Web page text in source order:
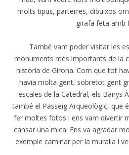
molts tipus, parterres, dibuixos
girafa feta amb
També vam poder visitar les
monuments més importants de la
història de Girona. Com que tot
havia molta gent, sobretot gent
escales de la Catedral, els Banys
també el Passeig Arqueològic, que
fer moltes fotos i ens vam divertir
cansar una mica. Ens va agradar
exemple caminar per la muralla i